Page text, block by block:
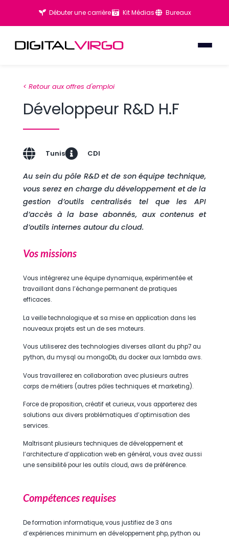
Débuter une carrière Kit Médias Bureaux
< Retour aux offres d'emploi
Développeur R&D H.F
Tunis CDI
Au sein du pôle R&D et de son équipe technique,
vous serez en charge du développement et de la
gestion d’outils centralisés tel que les API
d’accès à la base abonnés, aux contenus et
d’outils internes autour du cloud.
Vos missions
Vous intégrerez une équipe dynamique, expérimentée et
travaillant dans l’échange permanent de pratiques
efficaces.
La veille technologique et sa mise en application dans les
nouveaux projets est un de ses moteurs.
Vous utiliserez des technologies diverses allant du php7 au
python, du mysql ou mongoDb, du docker aux lambda aws.
Vous travaillerez en collaboration avec plusieurs autres
corps de métiers (autres pôles techniques et marketing).
Force de proposition, créatif et curieux, vous apporterez des
solutions aux divers problématiques d’optimisation des
services.
Maîtrisant plusieurs techniques de développement et
l’architecture d’application web en général, vous avez aussi
une sensibilité pour les outils cloud, aws de préférence.
Compétences requises
De formation informatique, vous justifiez de 3 ans
d’expériences minimum en développement php, python ou